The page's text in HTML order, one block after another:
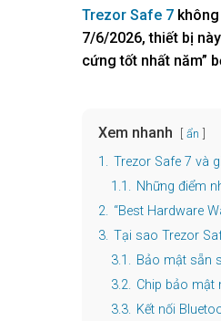
Trezor Safe 7
7/6/2026, thiết bị
cứng tốt nhất năm”
Xem nhanh ẩn
1. Trezor Safe 7 và
1.1. Những điểm
2. “Best Hardware
3. Tại sao Trezor
3.1. Bảo mật sẵn
3.2. Chip bảo mật
3.3. Kết nối